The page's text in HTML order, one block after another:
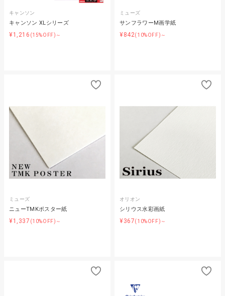
キャンソン
キャンソン XLシリーズ
¥1,216 (15%OFF)～
ミューズ
サンフラワーM画学紙
¥842(10%OFF)～
ミューズ
ニューTMKポスター紙
¥1,337 (10%OFF)～
オリオン
シリウス水彩画紙
¥367(10%OFF)～